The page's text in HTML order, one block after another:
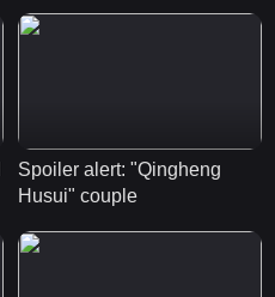
Spoiler alert: "Qingheng
Husui" couple